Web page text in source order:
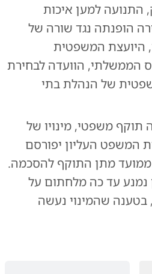
למען איכות
הופנתה נגד שורה של
היועצת המשפטית
הממשלתי, הוועדה לבחירת
של הנהלת בתי
משפטי, מינויו של
המשפט העליון יפורסם
תוך 14 ימים ממועד מתן התוקף להסכמה.
נמנע עד כה מלחתום על
בטענה שהמינוי נעשה